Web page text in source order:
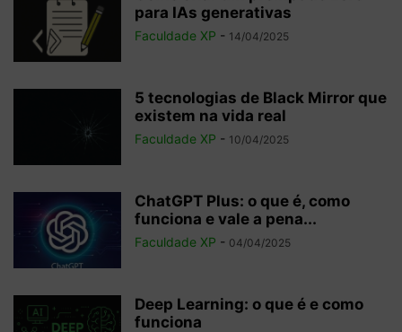
para IAs generativas
Faculdade XP - 14/04/2025
5 tecnologias de Black Mirror que
existem na vida real
Faculdade XP - 10/04/2025
ChatGPT Plus: o que é, como
funciona e vale a pena...
Faculdade XP - 04/04/2025
Deep Learning: o que é e como
funciona